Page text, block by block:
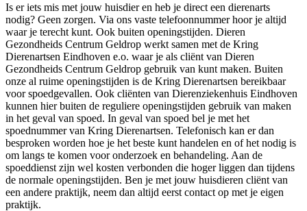
Is er iets mis met jouw huisdier en heb je direct een dierenarts
nodig? Geen zorgen. Via ons vaste telefoonnummer hoor je altijd
waar je terecht kunt. Ook buiten openingstijden. Dieren
Gezondheids Centrum Geldrop werkt samen met de Kring
Dierenartsen Eindhoven e.o. waar je als cliënt van Dieren
Gezondheids Centrum Geldrop gebruik van kunt maken. Buiten
onze al ruime openingstijden is de Kring Dierenartsen bereikbaar
voor spoedgevallen. Ook cliënten van Dierenziekenhuis Eindhoven
kunnen hier buiten de reguliere openingstijden gebruik van maken
in het geval van spoed. In geval van spoed bel je met het
spoednummer van Kring Dierenartsen. Telefonisch kan er dan
besproken worden hoe je het beste kunt handelen en of het nodig is
om langs te komen voor onderzoek en behandeling. Aan de
spoeddienst zijn wel kosten verbonden die hoger liggen dan tijdens
de normale openingstijden. Ben je met jouw huisdieren cliënt van
een andere praktijk, neem dan altijd eerst contact op met je eigen
praktijk.